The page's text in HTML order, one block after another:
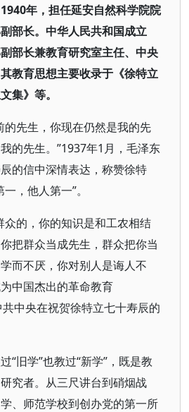
年，担任延安自然科学院院
部长。中华人民共和国成立
部长兼教育研究室主任、中央
教育思想主要收录于《徐特立
集》等。
的先生，你现在仍然是我的先
的先生。”1937年1月，毛泽东
的信中深情表达，称赞徐特
，他人第一”。
众的，你的知识是和工农相结
把群众当成先生，群众把你当
而不厌，你对别人是诲人不
中国杰出的革命教育
中央在祝贺徐特立七十寿辰的
“旧学”也教过“新学”，既是教
究者。从三尺讲台到硝烟战
、师范学校到创办党的第一所